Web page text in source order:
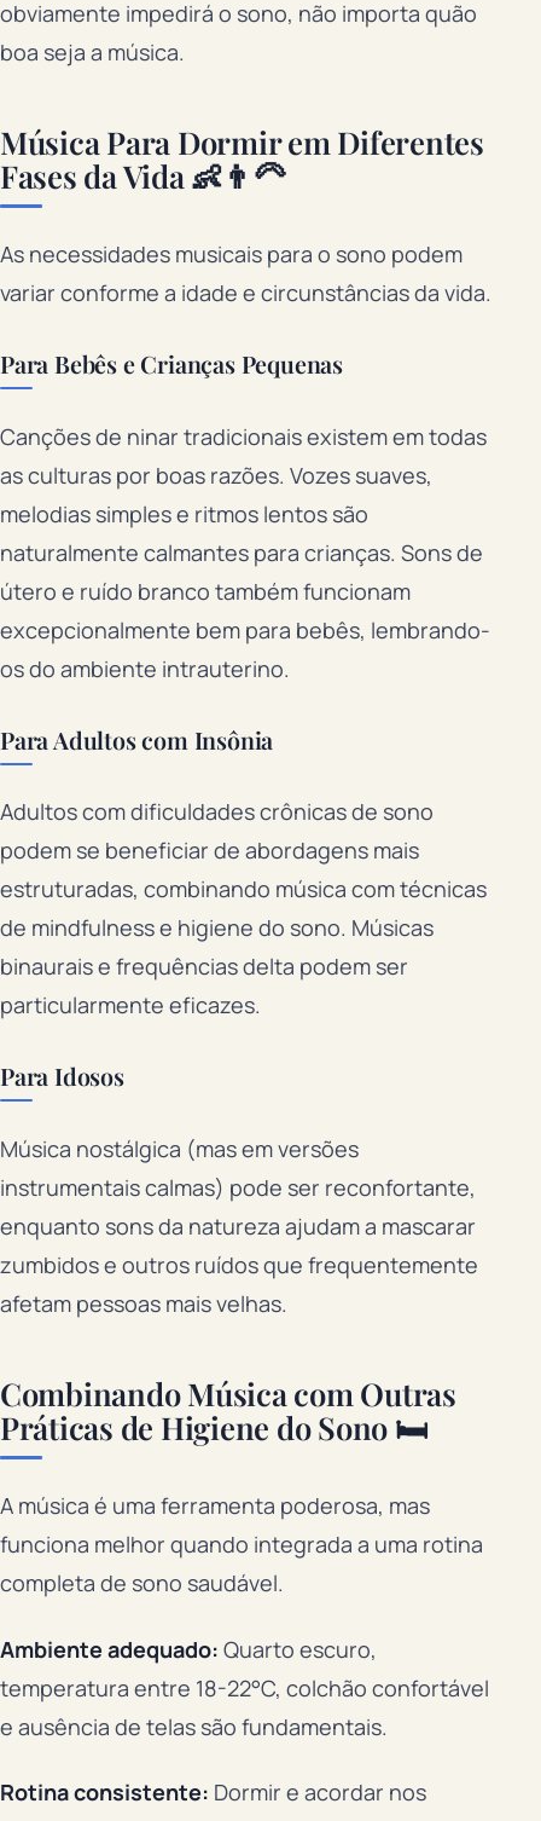
obviamente impedirá o sono, não importa quão
boa seja a música.
Música Para Dormir em Diferentes
Fases da Vida 👶👨‍🦳
As necessidades musicais para o sono podem
variar conforme a idade e circunstâncias da vida.
Para Bebês e Crianças Pequenas
Canções de ninar tradicionais existem em todas
as culturas por boas razões. Vozes suaves,
melodias simples e ritmos lentos são
naturalmente calmantes para crianças. Sons de
útero e ruído branco também funcionam
excepcionalmente bem para bebês, lembrando-
os do ambiente intrauterino.
Para Adultos com Insônia
Adultos com dificuldades crônicas de sono
podem se beneficiar de abordagens mais
estruturadas, combinando música com técnicas
de mindfulness e higiene do sono. Músicas
binaurais e frequências delta podem ser
particularmente eficazes.
Para Idosos
Música nostálgica (mas em versões
instrumentais calmas) pode ser reconfortante,
enquanto sons da natureza ajudam a mascarar
zumbidos e outros ruídos que frequentemente
afetam pessoas mais velhas.
Combinando Música com Outras
Práticas de Higiene do Sono 🛏️
A música é uma ferramenta poderosa, mas
funciona melhor quando integrada a uma rotina
completa de sono saudável.
Ambiente adequado: Quarto escuro,
temperatura entre 18-22°C, colchão confortável
e ausência de telas são fundamentais.
Rotina consistente: Dormir e acordar nos